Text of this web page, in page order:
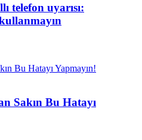
telefon uyarısı:
Sakın Bu Hatayı